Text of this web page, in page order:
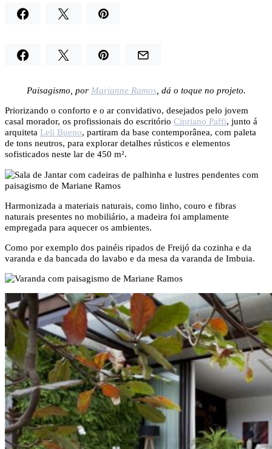
Paisagismo, por Marianne Ramos , dá o toque no projeto.
Priorizando o conforto e o ar convidativo, desejados pelo jovem
casal morador, os profissionais do escritório Cipriano Paffi, junto á
arquiteta Leli Bueno, partiram da base contemporânea, com paleta
de tons neutros, para explorar detalhes rústicos e elementos
sofisticados neste lar de 450 m².
Harmonizada a materiais naturais, como linho, couro e fibras
naturais presentes no mobiliário, a madeira foi amplamente
empregada para aquecer os ambientes.
Como por exemplo dos painéis ripados de Freijó da cozinha e da
varanda e da bancada do lavabo e da mesa da varanda de Imbuia.